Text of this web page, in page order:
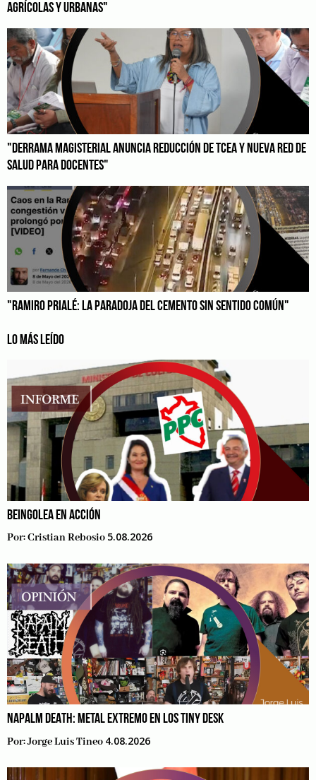
AGRÍCOLAS Y URBANAS"
"DERRAMA MAGISTERIAL ANUNCIA REDUCCIÓN DE TCEA Y NUEVA RED DE
SALUD PARA DOCENTES"
"RAMIRO PRIALÉ: LA PARADOJA DEL CEMENTO SIN SENTIDO COMÚN"
LO MÁS LEÍDO
BEINGOLEA EN ACCIÓN
Por:Cristian Rebosio 5.08.2026
NAPALM DEATH: METAL EXTREMO EN LOS TINY DESK
Por:Jorge Luis Tineo 4.08.2026